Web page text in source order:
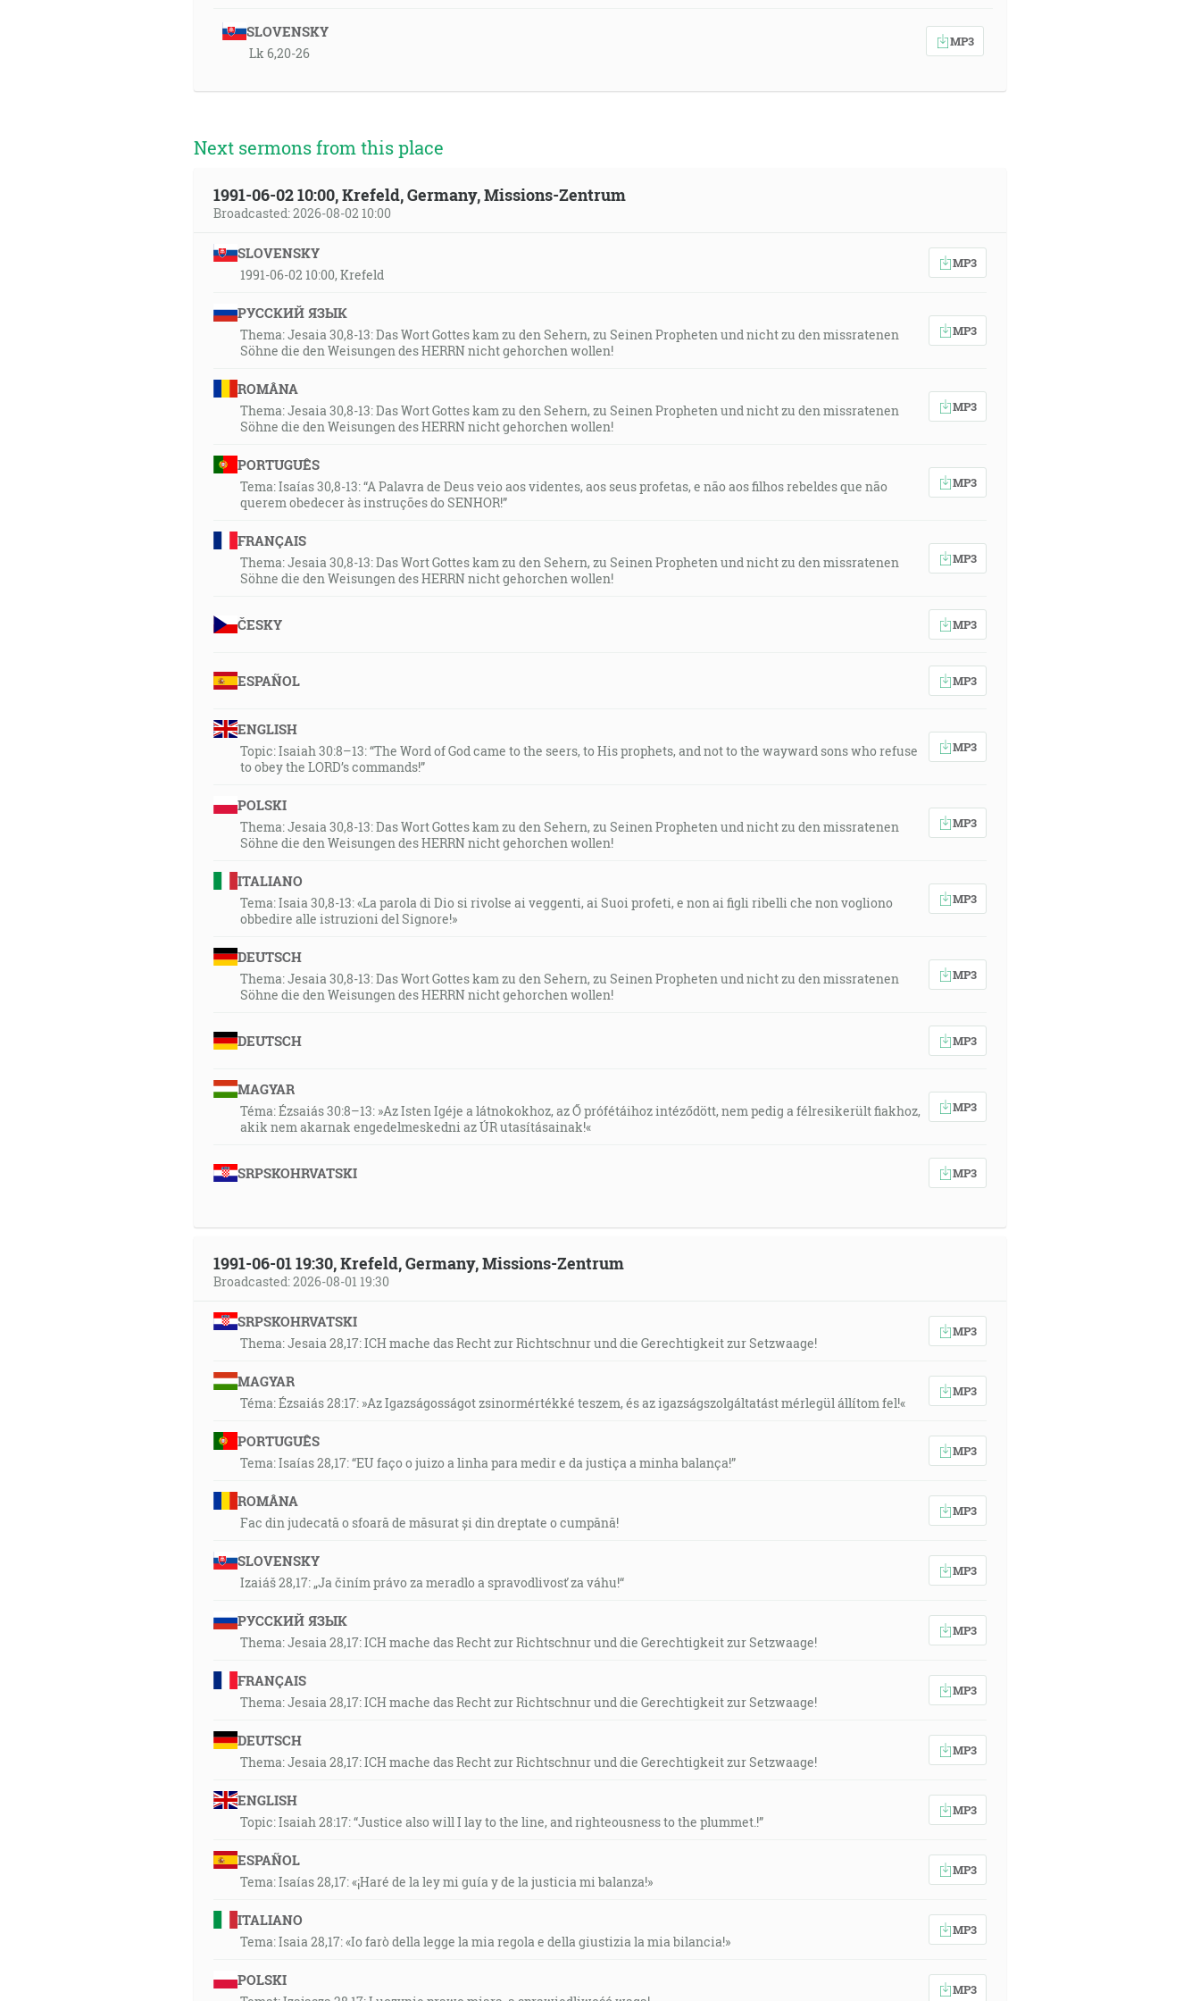
SLOVENSKY
Lk 6,20-26
MP3
Next sermons from this place
1991-06-02 10:00, Krefeld, Germany, Missions-Zentrum
Broadcasted: 2026-08-02 10:00
SLOVENSKY
1991-06-02 10:00, Krefeld
MP3
РУССКИЙ ЯЗЫК
Thema: Jesaia 30,8-13: Das Wort Gottes kam zu den Sehern, zu Seinen Propheten und nicht zu den missratenen
Söhne die den Weisungen des HERRN nicht gehorchen wollen!
MP3
ROMÂNA
Thema: Jesaia 30,8-13: Das Wort Gottes kam zu den Sehern, zu Seinen Propheten und nicht zu den missratenen
Söhne die den Weisungen des HERRN nicht gehorchen wollen!
MP3
PORTUGUÊS
Tema: Isaías 30,8-13: “A Palavra de Deus veio aos videntes, aos seus profetas, e não aos filhos rebeldes que não
querem obedecer às instruções do SENHOR!”
MP3
FRANÇAIS
Thema: Jesaia 30,8-13: Das Wort Gottes kam zu den Sehern, zu Seinen Propheten und nicht zu den missratenen
Söhne die den Weisungen des HERRN nicht gehorchen wollen!
MP3
ČESKY MP3
ESPAÑOL MP3
ENGLISH
Topic: Isaiah 30:8–13: “The Word of God came to the seers, to His prophets, and not to the wayward sons who refuse
to obey the LORD’s commands!”
MP3
POLSKI
Thema: Jesaia 30,8-13: Das Wort Gottes kam zu den Sehern, zu Seinen Propheten und nicht zu den missratenen
Söhne die den Weisungen des HERRN nicht gehorchen wollen!
MP3
ITALIANO
Tema: Isaia 30,8-13: «La parola di Dio si rivolse ai veggenti, ai Suoi profeti, e non ai figli ribelli che non vogliono
obbedire alle istruzioni del Signore!»
MP3
DEUTSCH
Thema: Jesaia 30,8-13: Das Wort Gottes kam zu den Sehern, zu Seinen Propheten und nicht zu den missratenen
Söhne die den Weisungen des HERRN nicht gehorchen wollen!
MP3
DEUTSCH MP3
MAGYAR
Téma: Ézsaiás 30:8–13: »Az Isten Igéje a látnokokhoz, az Ő prófétáihoz intéződött, nem pedig a félresikerült fiakhoz,
akik nem akarnak engedelmeskedni az ÚR utasításainak!«
MP3
SRPSKOHRVATSKI MP3
1991-06-01 19:30, Krefeld, Germany, Missions-Zentrum
Broadcasted: 2026-08-01 19:30
SRPSKOHRVATSKI
Thema: Jesaia 28,17: ICH mache das Recht zur Richtschnur und die Gerechtigkeit zur Setzwaage!
MP3
MAGYAR
Téma: Ézsaiás 28:17: »Az Igazságosságot zsinormértékké teszem, és az igazságszolgáltatást mérlegül állítom fel!«
MP3
PORTUGUÊS
Tema: Isaías 28,17: “EU faço o juizo a linha para medir e da justiça a minha balança!”
MP3
ROMÂNA
Fac din judecată o sfoară de măsurat și din dreptate o cumpănă!
MP3
SLOVENSKY
Izaiáš 28,17: „Ja činím právo za meradlo a spravodlivosť za váhu!“
MP3
РУССКИЙ ЯЗЫК
Thema: Jesaia 28,17: ICH mache das Recht zur Richtschnur und die Gerechtigkeit zur Setzwaage!
MP3
FRANÇAIS
Thema: Jesaia 28,17: ICH mache das Recht zur Richtschnur und die Gerechtigkeit zur Setzwaage!
MP3
DEUTSCH
Thema: Jesaia 28,17: ICH mache das Recht zur Richtschnur und die Gerechtigkeit zur Setzwaage!
MP3
ENGLISH
Topic: Isaiah 28:17: “Justice also will I lay to the line, and righteousness to the plummet.!”
MP3
ESPAÑOL
Tema: Isaías 28,17: «¡Haré de la ley mi guía y de la justicia mi balanza!»
MP3
ITALIANO
Tema: Isaia 28,17: «Io farò della legge la mia regola e della giustizia la mia bilancia!»
MP3
POLSKI
MP3